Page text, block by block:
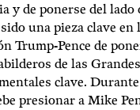
y de ponerse del lado
una pieza clave en
Trump-Pence de
de las
clave.
presionar a Mike